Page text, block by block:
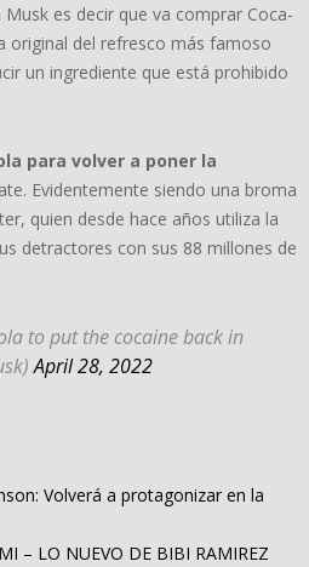
es decir que va comprar Coca-
original del refresco más famoso
un ingrediente que está prohibido
para volver a poner la
Evidentemente siendo una broma
quien desde hace años utiliza la
detractores con sus 88 millones de
to put the cocaine back in
April 28, 2022
Volverá a protagonizar en la
– LO NUEVO DE BIBI RAMIREZ